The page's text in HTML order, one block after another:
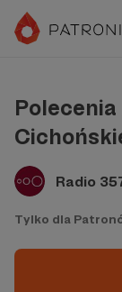
Radio
Tylko dla